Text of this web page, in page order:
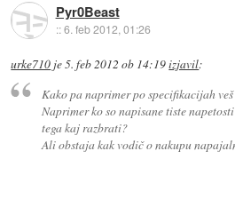
Pyr0Beast
::6. feb 2012, 01:26
urke710 je5. feb 2012 ob 14:19izjavil:
Kako pa naprimer po specifikacijah
Naprimer ko so napisane tiste
tega kaj razbrati?
Ali obstaja kak vodič o nakupu